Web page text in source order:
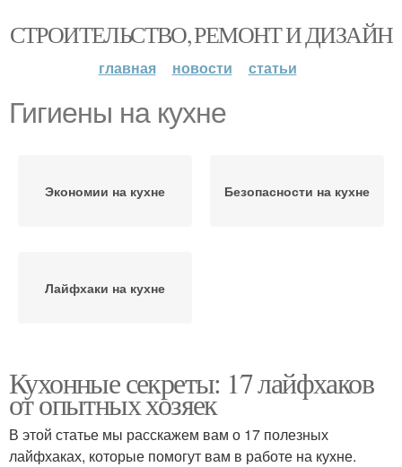
СТРОИТЕЛЬСТВО, РЕМОНТ И ДИЗАЙН
главная новости статьи
Гигиены на кухне
Экономии на кухне Безопасности на кухне
Лайфхаки на кухне
Кухонные секреты: 17 лайфхаков
от опытных хозяек
В этой статье мы расскажем вам о 17 полезных
лайфхаках, которые помогут вам в работе на кухне.